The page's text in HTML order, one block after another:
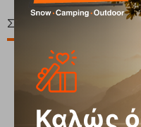
Σχετικά Προϊόντα
20%
Καλώς